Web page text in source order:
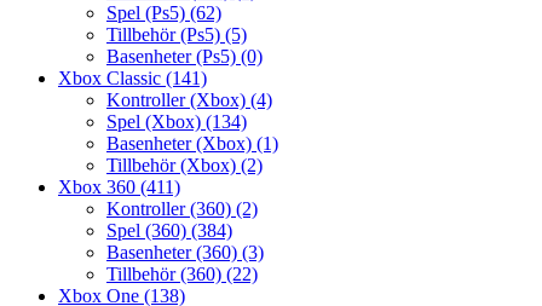
Spel (Ps5) (62)
Tillbehör (Ps5) (5)
Basenheter (Ps5) (0)
Xbox Classic (141)
Kontroller (Xbox) (4)
Spel (Xbox) (134)
Basenheter (Xbox) (1)
Tillbehör (Xbox) (2)
Xbox 360 (411)
Kontroller (360) (2)
Spel (360) (384)
Basenheter (360) (3)
Tillbehör (360) (22)
Xbox One (138)